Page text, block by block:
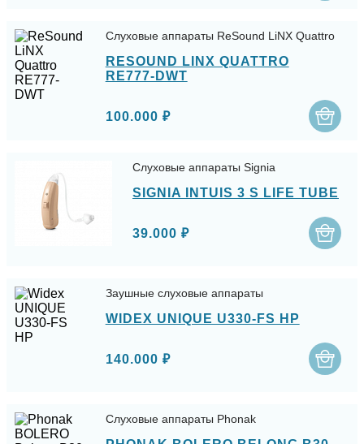
Слуховые аппараты ReSound LiNX Quattro
RESOUND LINX QUATTRO
RE777-DWT
100.000 ₽
Слуховые аппараты Signia
SIGNIA INTUIS 3 S LIFE TUBE
39.000 ₽
Заушные слуховые аппараты
WIDEX UNIQUE U330-FS HP
140.000 ₽
Слуховые аппараты Phonak